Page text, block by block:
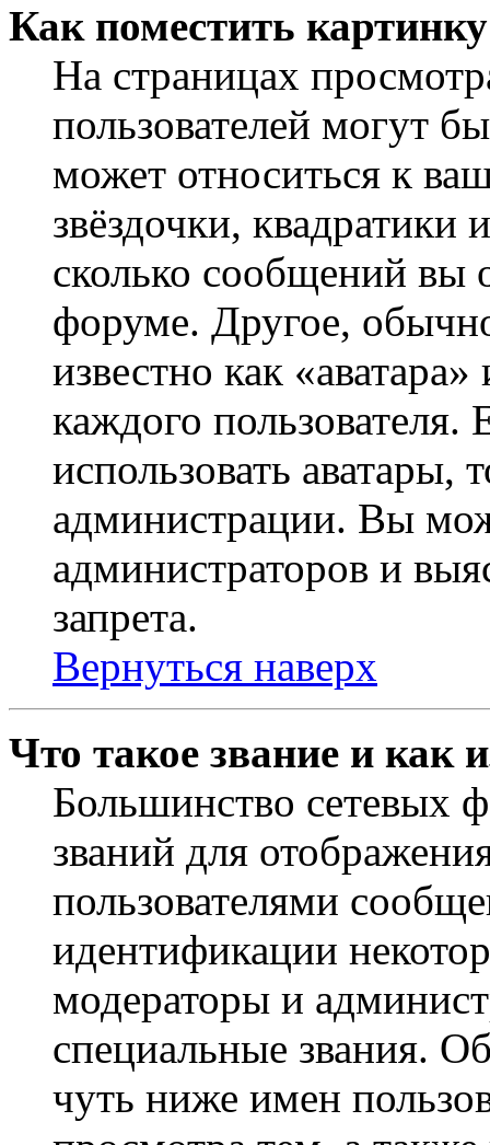
Как поместить
На страницах
пользователей могут
может относиться к
звёздочки,
сколько сообщений вы
форуме. Другое,
известно как
каждого
использовать аватары,
администрации. Вы
администраторов и
запрета.
Вернуться наверх
Что такое звание и как
Большинство сетевых
званий для
пользователями
идентификации
модераторы и
специальные звания.
чуть ниже имен